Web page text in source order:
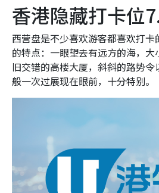
香港隐藏打卡位
西营盘是不少喜欢游客都喜欢打
的特点：一眼望去有远方的海，
旧交错的高楼大厦，斜斜的路势
般一次过展现在眼前，十分特别。